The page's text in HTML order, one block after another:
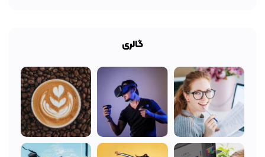
گالری